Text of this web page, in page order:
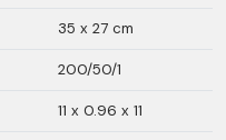
35 x 27 cm
200/50/1
11 x 0.96 x 11